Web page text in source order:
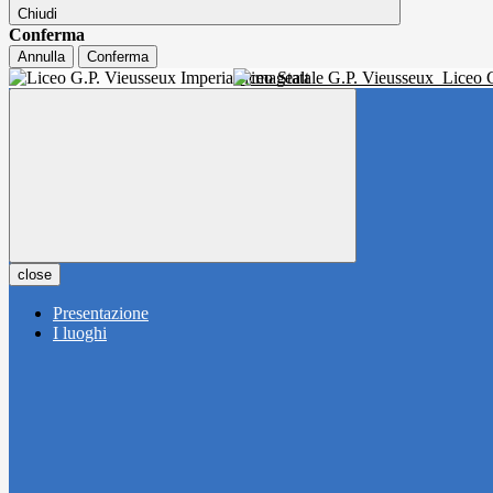
Chiudi
Conferma
Annulla Conferma
Liceo Statale G.P. Vieusseux Liceo
close
Presentazione
I luoghi